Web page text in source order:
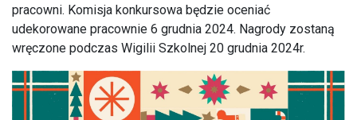
pracowni. Komisja konkursowa będzie oceniać
udekorowane pracownie 6 grudnia 2024. Nagrody zostaną
wręczone podczas Wigilii Szkolnej 20 grudnia 2024r.